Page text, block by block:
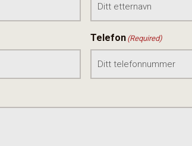
Telefon (Required)